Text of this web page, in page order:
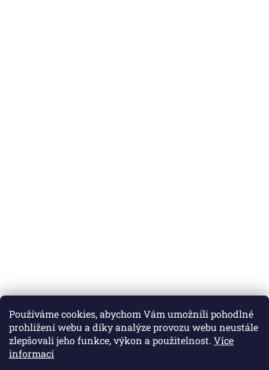
Používáme cookies, abychom Vám umožnili pohodlné
prohlížení webu a díky analýze provozu webu neustále
zlepšovali jeho funkce, výkon a použitelnost. Více
informací